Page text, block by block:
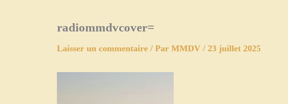
radiommdvcover=
Laisser un commentaire / Par MMDV / 23 juillet 2025